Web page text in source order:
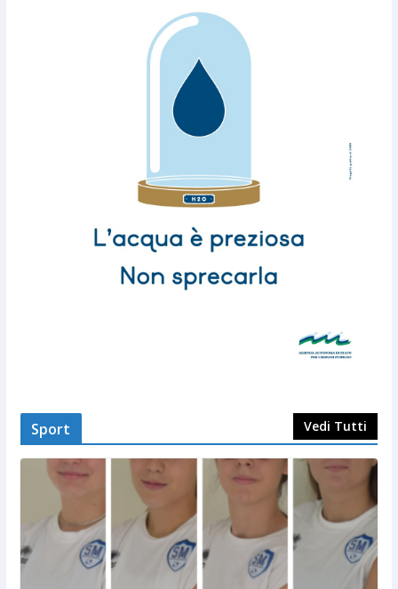
Sport Vedi Tutti